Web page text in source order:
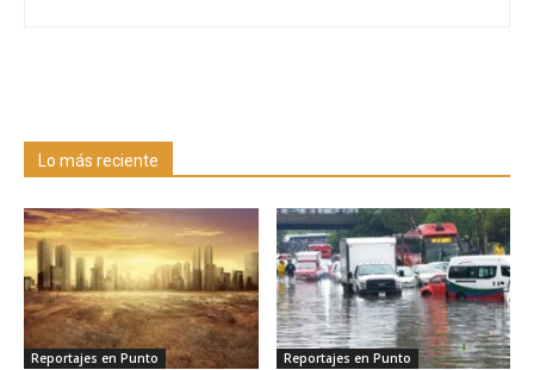
Lo más reciente
Reportajes en Punto Reportajes en Punto